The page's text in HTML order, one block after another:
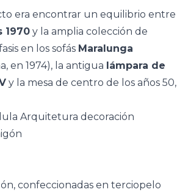
era encontrar un equilibrio entre
1970 y la amplia colección de
en los sofás Maralunga
en 1974), la antigua lámpara de
y la mesa de centro de los años 50,
confeccionadas en terciopelo